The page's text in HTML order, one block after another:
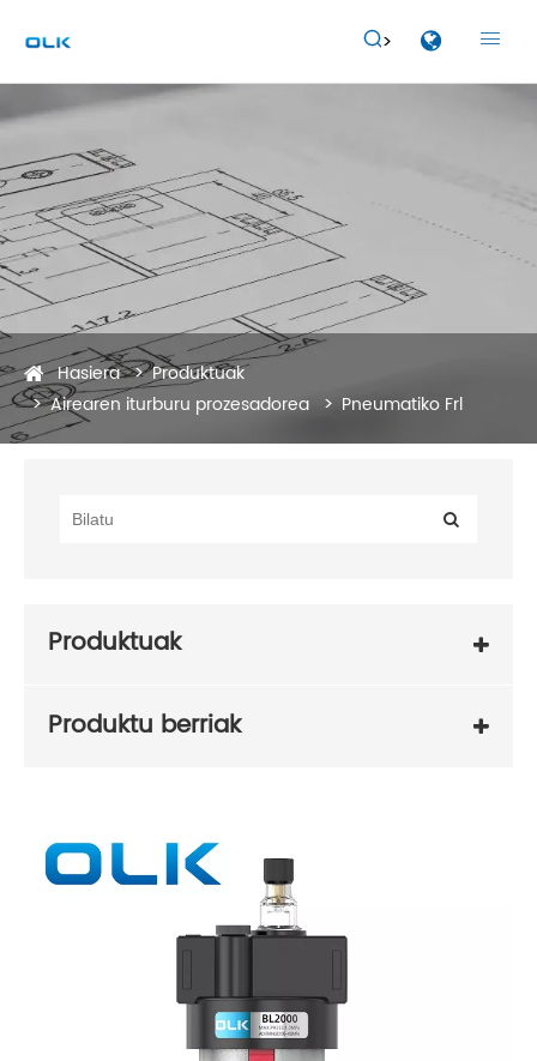
 
Hasiera
Produktuak
Airearen iturburu prozesadorea
Pneumatiko Frl
Produktuak
Produktu berriak